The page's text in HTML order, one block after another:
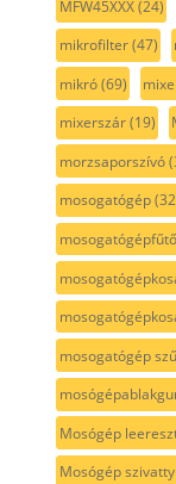
MFW45XXX(24)
mikrofilter(47)
mikró(69)
mixerszár(19)
morzsaporszívó
mosogatógép
mosogatógép
Mosógép
Mosógép